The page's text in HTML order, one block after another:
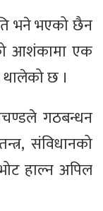
भने भएको छैन
आशंकामा एक
थालेको छ ।
गठबन्धन
संविधानको
हाल्न अपिल